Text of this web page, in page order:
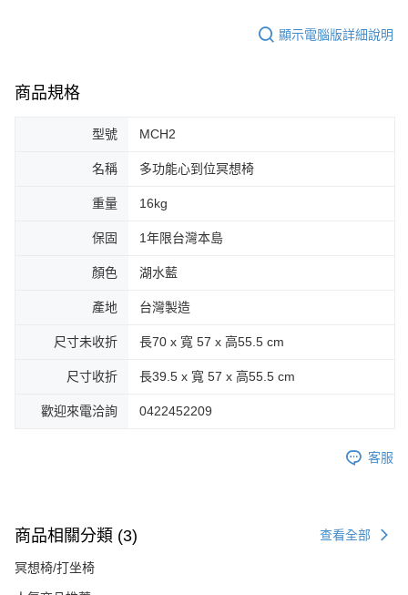
顯示電腦版詳細說明
商品規格
型號 MCH2
名稱 多功能心到位冥想椅
重量 16kg
保固 1年限台灣本島
顏色 湖水藍
產地 台灣製造
尺寸未收折 長70 x 寬 57 x 高55.5 cm
尺寸收折 長39.5 x 寬 57 x 高55.5 cm
歡迎來電洽詢 0422452209
客服
商品相關分類 (3) 查看全部
冥想椅/打坐椅